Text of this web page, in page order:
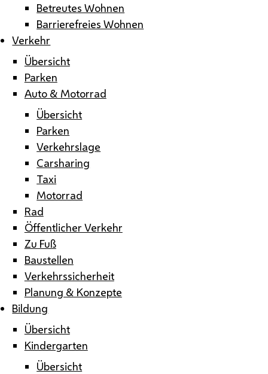
Betreutes Wohnen
Barrierefreies Wohnen
Verkehr
Übersicht
Parken
Auto & Motorrad
Übersicht
Parken
Verkehrslage
Carsharing
Taxi
Motorrad
Rad
Öffentlicher Verkehr
Zu Fuß
Baustellen
Verkehrssicherheit
Planung & Konzepte
Bildung
Übersicht
Kindergarten
Übersicht